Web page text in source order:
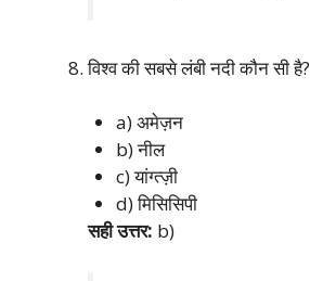
विश्व की सबसे लंबी नदी कौन सी है?
a) अमेज़न
b) नील
c) यांग्त्ज़ी
d) मिसिसिपी
सही उत्तर: b)